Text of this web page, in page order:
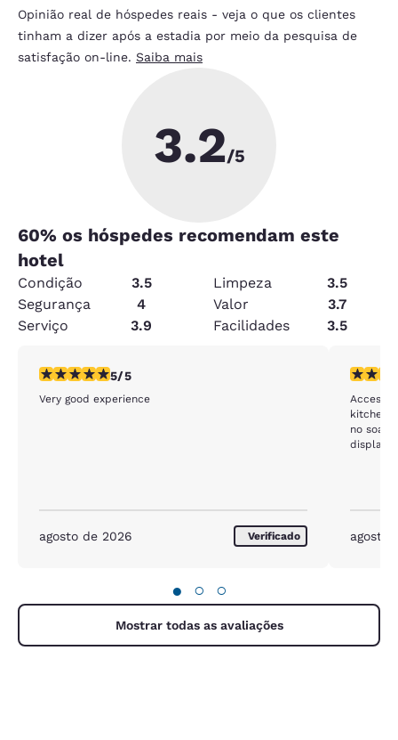
Opinião real de hóspedes reais - veja o que os clientes
tinham a dizer após a estadia por meio da pesquisa de
satisfação on-line. Saiba mais
3.2/5
60% os hóspedes recomendam este
hotel
Condição 3.5 Limpeza
3.5
Segurança
4 Valor
3.7
Serviço
3.9 Facilidades 3.5
classificação 5 estrelas. Excepcional. 1 avaliação
5/5
Very good experience
agosto de 2026 Verificado
Access
kitchen
no soap
display
agosto
● ○ ○
Mostrar todas as avaliações